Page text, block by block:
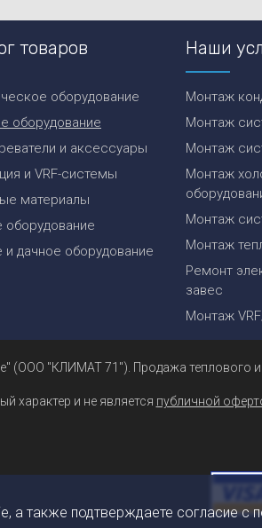
товаров
оборудование
оборудование
и аксессуары
и VRF-системы
материалы
оборудование
и дачное оборудование
Наши
Монтаж
Монтаж
Монтаж
Монтаж
Монтаж
Монтаж
Ремонт
завес
Монтаж
(ООО "КЛИМАТ 71"). Продажа теплового и
характер и не является публичной
а также подтверждаете согласие с